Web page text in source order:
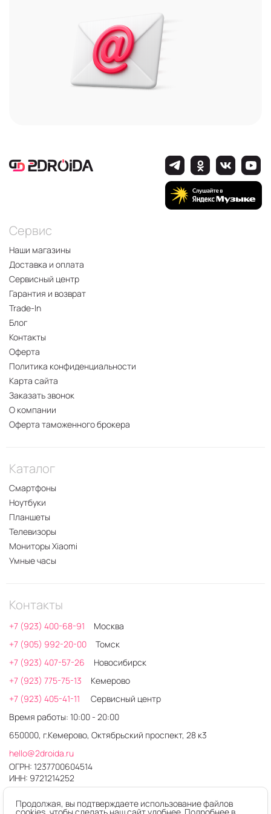
С поддержкой Bluetooth, NFC, Wi-Fi.
Характеристики, «начинка», срок гарантии,
стоимость, комплектация - эта и другая
информация содержится в карточке каждого
Многофункциональный и недорогой гаджет, как и
все смартфоны этого бренда надёжен,
многофункционален, подходит для
требовательных игр и имеет стильный,
узнаваемый дизайн с модулем камеры в форме
лезвия. Также это мобильное устройство
отличается:
Высокой производительностью;
Достоверной передачей цвета и чёткостью
изображения;
Превосходным качеством звука;
Эффективной усовершенствованной системой
продолжительное время держать зарядку;
Стабильностью работы;
Наличием функции адаптации
энергопотребления;
Высокой яркостью дисплея, в некоторых зонах
доходящей до 4000 нит.
Есть вопросы о смартфоне Honor GT
Сервис
Наши магазины
Доставка и оплата
Сервисный центр
Гарантия и возврат
Trade-In
Блог
Контакты
Оферта
Политика конфиденциальности
Карта сайта
Заказать звонок
О компании
Оферта таможенного брокера
Каталог
Смартфоны
Ноутбуки
Планшеты
Телевизоры
Мониторы Xiaomi
Умные часы
Контакты
+7 (923) 400-68-91
Москва
+7 (905) 992-20-00
Томск
+7 (923) 407-57-26
Новосибирск
+7 (923) 775-75-13
Кемерово
+7 (923) 405-41-11
Сервисный центр
Время работы: 10:00 - 20:00
650000, г.Кемерово, Октябрьский проспект, 28 к3
hello@2droida.ru
ОГРН: 1237700604514
ИНН: 9721214252
Продолжая, вы подтверждаете использование файлов